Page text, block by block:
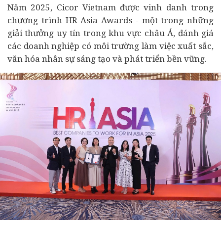
Năm 2025, Cicor Vietnam được vinh danh trong
chương trình HR Asia Awards - một trong những
giải thưởng uy tín trong khu vực châu Á, đánh giá
các doanh nghiệp có môi trường làm việc xuất sắc,
văn hóa nhân sự sáng tạo và phát triển bền vững.